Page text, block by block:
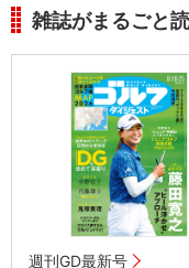
雑誌がまるごと
週刊GD最新号